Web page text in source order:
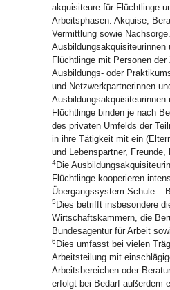
akquisiteure für Flüchtlinge
Arbeitsphasen: Akquise,
Vermittlung sowie Nachsorge.
Ausbildungsakquisiteurinnen
Flüchtlinge mit Personen
Ausbildungs- oder
und Netzwerkpartnerinnen
Ausbildungsakquisiteurinnen
Flüchtlinge binden je nach
des privaten Umfelds der
in ihre Tätigkeit mit ein
und Lebenspartner,
4Die
Flüchtlinge kooperieren
Übergangssystem Schule –
5 Dies betrifft insbesondere
Wirtschaftskammern, die
Bundesagentur für Arbeit
6 Dies umfasst bei vielen
Arbeitsteilung mit
Arbeitsbereichen oder
erfolgt bei Bedarf außerdem